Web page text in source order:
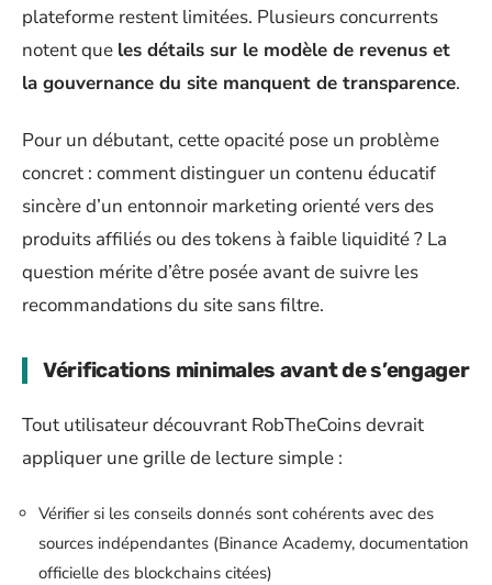
plateforme restent limitées. Plusieurs concurrents
notent que les détails sur le modèle de revenus et
la gouvernance du site manquent de transparence.
Pour un débutant, cette opacité pose un problème
concret : comment distinguer un contenu éducatif
sincère d’un entonnoir marketing orienté vers des
produits affiliés ou des tokens à faible liquidité ? La
question mérite d’être posée avant de suivre les
recommandations du site sans filtre.
Vérifications minimales avant de s’engager
Tout utilisateur découvrant RobTheCoins devrait
appliquer une grille de lecture simple :
Vérifier si les conseils donnés sont cohérents avec des
sources indépendantes (Binance Academy, documentation
officielle des blockchains citées)